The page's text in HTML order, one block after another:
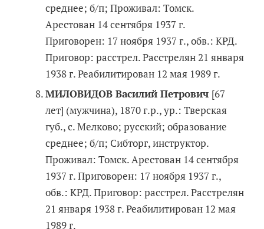
среднее; б/п; Проживал: Томск.
Арестован 14 сентября 1937 г.
Приговорен: 17 ноября 1937 г., обв.: КРД.
Приговор: расстрел. Расстрелян 21 января
1938 г. Реабилитирован 12 мая 1989 г.
МИЛОВИДОВ Василий Петрович [67
лет] (мужчина), 1870 г.р., ур.: Тверская
губ., с. Мелково; русский; образование
среднее; б/п; Сибторг, инструктор.
Проживал: Томск. Арестован 14 сентября
1937 г. Приговорен: 17 ноября 1937 г.,
обв.: КРД. Приговор: расстрел. Расстрелян
21 января 1938 г. Реабилитирован 12 мая
1989 г.